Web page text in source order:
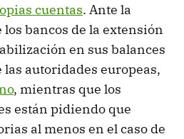
cuentas. Ante la
bancos de la extensión
en sus balances
las autoridades europeas,
, mientras que los
están pidiendo que
al menos en el caso de